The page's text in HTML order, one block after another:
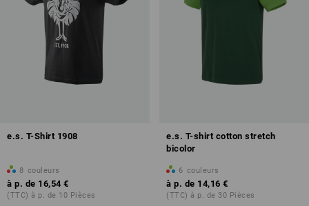
e.s. T-Shirt 1908
8 couleurs
à p. de 16,54 €
(TTC) à p. de 10 Pièces
e.s. T-shirt cotton stretch
bicolor
6 couleurs
à p. de 14,16 €
(TTC) à p. de 30 Pièces